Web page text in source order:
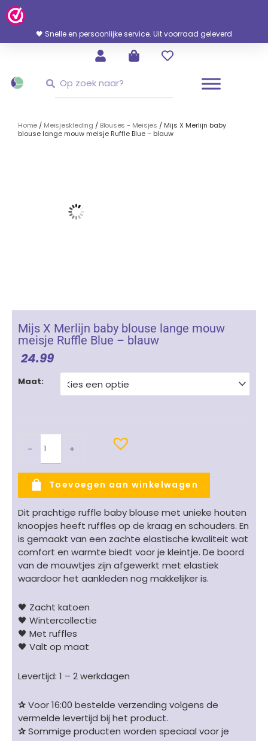
Ga
Naar
Inhoud
🖤 Snelle en persoonlijke service. Uit voorraad geleverd
Home / Meisjeskleding / Blouses - Meisjes / Mijs X Merlijn baby
blouse lange mouw meisje Ruffle Blue – blauw
Mijs X Merlijn baby blouse lange mouw
meisje Ruffle Blue – blauw
24.99
Maat:
-
Mijs
meisje
Ruffle
Blue
-
blauw
aantal
+
Toevoegen aan winkelwagen
Dit prachtige ruffle baby blouse met unieke houten
knoopjes heeft ruffles op de kraag en schouders. En
is gemaakt van een zachte elastische kwaliteit wat
comfort en warmte biedt voor je kleintje. De boord
van de mouwtjes zijn afgewerkt met elastiek
waardoor het aankleden nog makkelijker is.
🖤 Zacht katoen
🖤 Wintercollectie
🖤 Met ruffles
🖤 Valt op maat
Levertijd: 1 – 2 werkdagen
✰Voor 16:00 bestelde verzending volgens de
vermelde levertijd bij het product.
✰Sommige producten worden speciaal voor je